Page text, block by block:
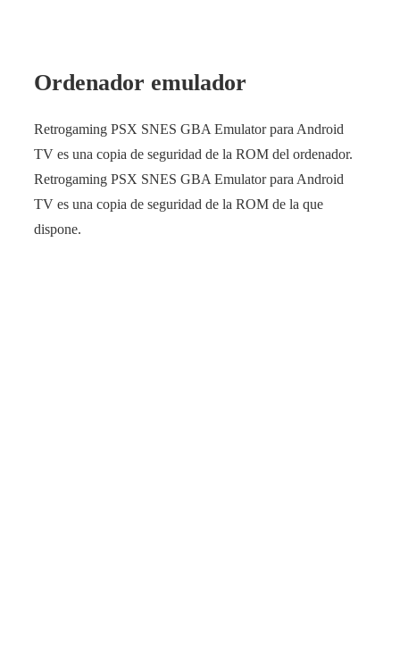
Ordenador emulador
Retrogaming PSX SNES GBA Emulator para Android
TV es una copia de seguridad de la ROM del ordenador.
Retrogaming PSX SNES GBA Emulator para Android
TV es una copia de seguridad de la ROM de la que
dispone.